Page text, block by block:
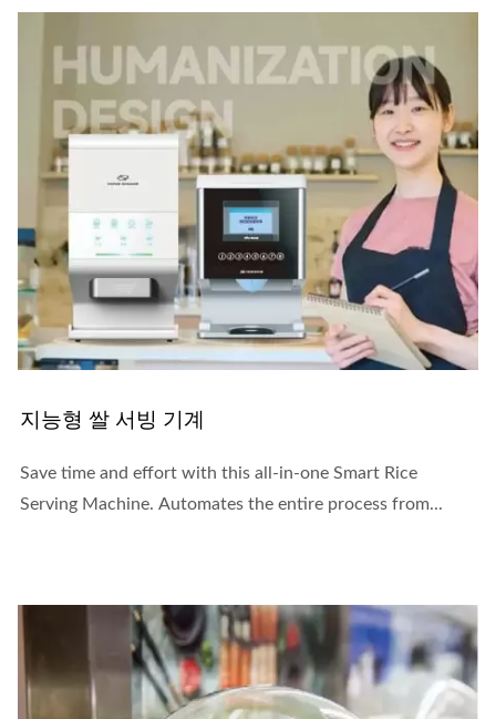
지능형 쌀 서빙 기계
Save time and effort with this all-in-one Smart Rice
Serving Machine. Automates the entire process from...